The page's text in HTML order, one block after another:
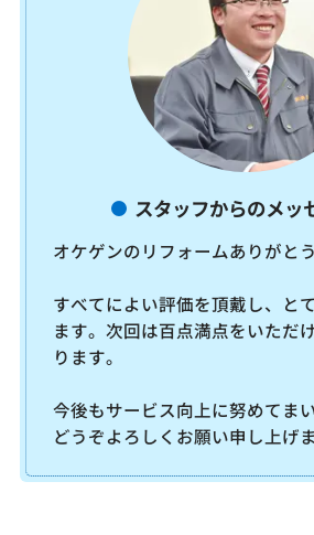
スタッフからのメッ
オケゲンのリフォームありがと
すべてによい評価を頂戴し、と
ます。次回は百点満点をいただ
ります。
今後もサービス向上に努めてま
どうぞよろしくお願い申し上げま